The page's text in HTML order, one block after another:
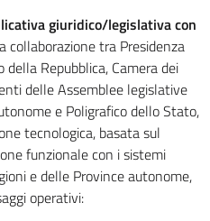
giuridico/legislativa con
collaborazione tra Presidenza
Repubblica, Camera dei
delle Assemblee legislative
e Poligrafico dello Stato,
tecnologica, basata sul
funzionale con i sistemi
e delle Province autonome,
operativi: